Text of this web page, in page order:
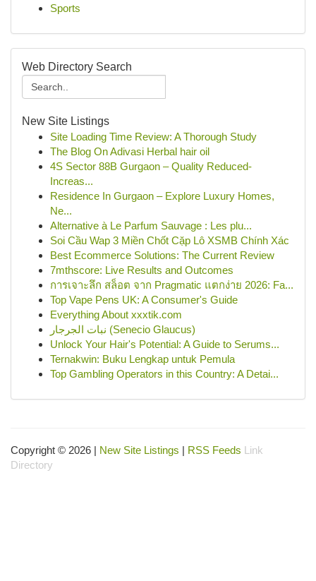
Sports
Web Directory Search
New Site Listings
Site Loading Time Review: A Thorough Study
The Blog On Adivasi Herbal hair oil
4S Sector 88B Gurgaon – Quality Reduced-
Increas...
Residence In Gurgaon – Explore Luxury Homes,
Ne...
Alternative à Le Parfum Sauvage : Les plu...
Soi Cầu Wap 3 Miền Chốt Cặp Lô XSMB Chính Xác
Best Ecommerce Solutions: The Current Review
7mthscore: Live Results and Outcomes
การเจาะลึก สล็อต จาก Pragmatic แตกง่าย 2026: Fa...
Top Vape Pens UK: A Consumer's Guide
Everything About xxxtik.com
نبات الجرجار (Senecio Glaucus)
Unlock Your Hair's Potential: A Guide to Serums...
Ternakwin: Buku Lengkap untuk Pemula
Top Gambling Operators in this Country: A Detai...
Copyright © 2026 | New Site Listings | RSS Feeds Link
Directory